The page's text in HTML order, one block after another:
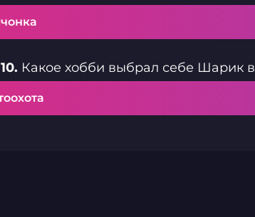
Какое хобби выбрал себе Шарик